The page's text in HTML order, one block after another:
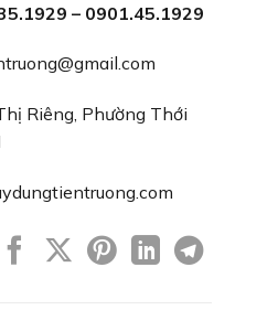
– 0901.45.1929
Riêng, Phường Thới